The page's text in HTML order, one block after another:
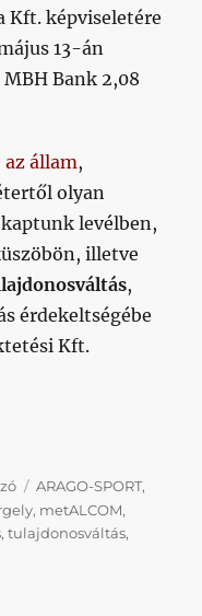
Kft. képviseletére
13-án
Bank 2,08
az állam,
olyan
levélben,
illetve
,
érdekeltségébe
Kft.
Címke
ARAGO-SPORT,
, metALCOM,
,tulajdonosváltás,